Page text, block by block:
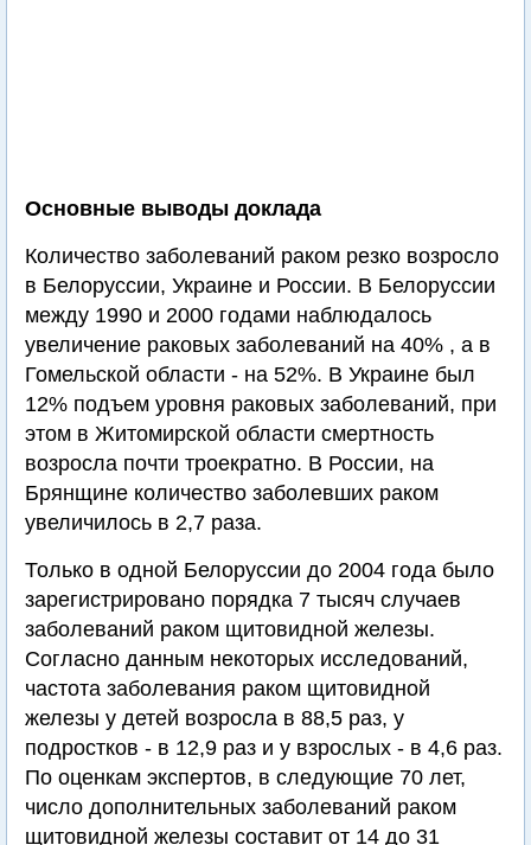
Основные выводы доклада
Количество заболеваний раком резко возросло
в Белоруссии, Украине и России. В Белоруссии
между 1990 и 2000 годами наблюдалось
увеличение раковых заболеваний на 40% , а в
Гомельской области - на 52%. В Украине был
12% подъем уровня раковых заболеваний, при
этом в Житомирской области смертность
возросла почти троекратно. В России, на
Брянщине количество заболевших раком
увеличилось в 2,7 раза.
Только в одной Белоруссии до 2004 года было
зарегистрировано порядка 7 тысяч случаев
заболеваний раком щитовидной железы.
Согласно данным некоторых исследований,
частота заболевания раком щитовидной
железы у детей возросла в 88,5 раз, у
подростков - в 12,9 раз и у взрослых - в 4,6 раз.
По оценкам экспертов, в следующие 70 лет,
число дополнительных заболеваний раком
щитовидной железы составит от 14 до 31